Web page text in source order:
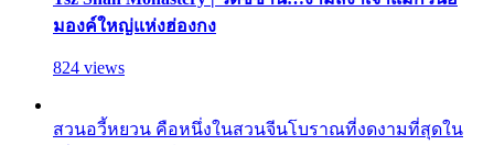
มองค์ใหญ่แห่งฮ่องกง
824 views
สวนอวี้หยวน คือหนึ่งในสวนจีนโบราณที่งดงามที่สุดใน